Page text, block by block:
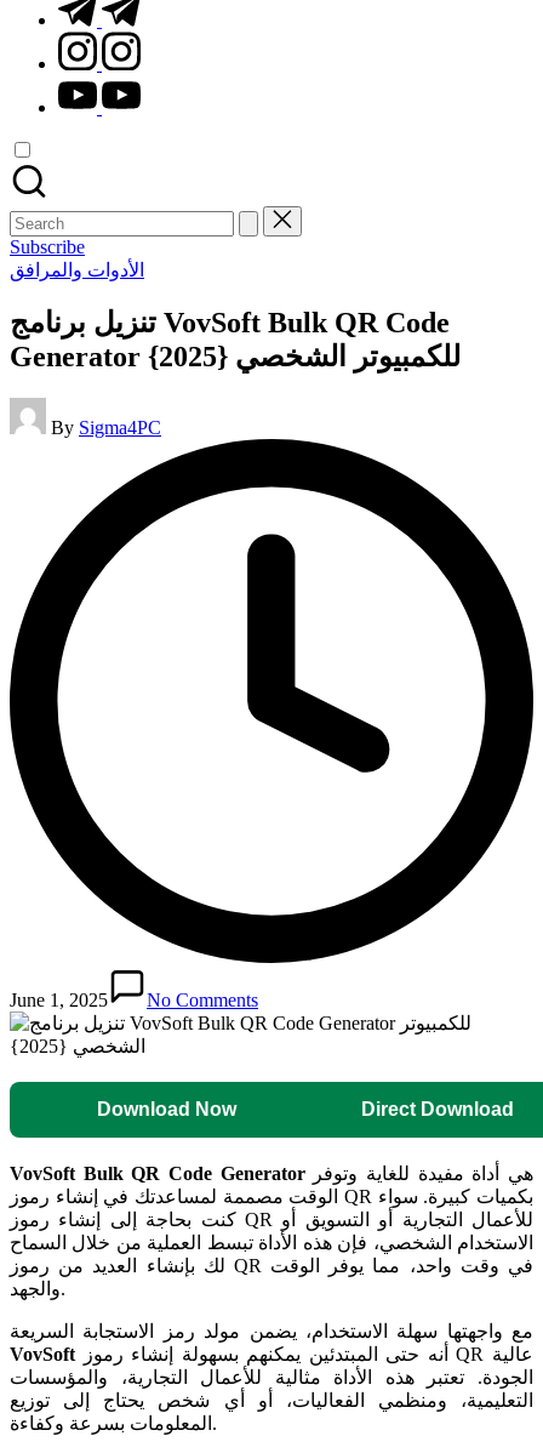
instagram.com
youtube.com
Search
for:
Subscribe
Posted
الأدوات والمرافق
تنزيل برنامج VovSoft Bulk QR Code
Generator للكمبيوتر الشخصي {2025}
Posted
by
By Sigma4PC
June 1, 2025 No Comments
Download Now Direct Download
VovSoft Bulk QR Code Generatorهي أداة مفيدة للغاية وتوفر
الوقت مصممة لمساعدتك في إنشاء رموز QR بكميات كبيرة. سواء
كنت بحاجة إلى إنشاء رموز QR للأعمال التجارية أو التسويق أو
الاستخدام الشخصي، فإن هذه الأداة تبسط العملية من خلال السماح
لك بإنشاء العديد من رموز QR في وقت واحد، مما يوفر الوقت
والجهد.
مع واجهتها سهلة الاستخدام، يضمن مولد رمز الاستجابة السريعة
VovSoft
أنه حتى المبتدئين يمكنهم بسهولة إنشاء رموز QR عالية
الجودة. تعتبر هذه الأداة مثالية للأعمال التجارية، والمؤسسات
التعليمية، ومنظمي الفعاليات، أو أي شخص يحتاج إلى توزيع
المعلومات بسرعة وكفاءة.